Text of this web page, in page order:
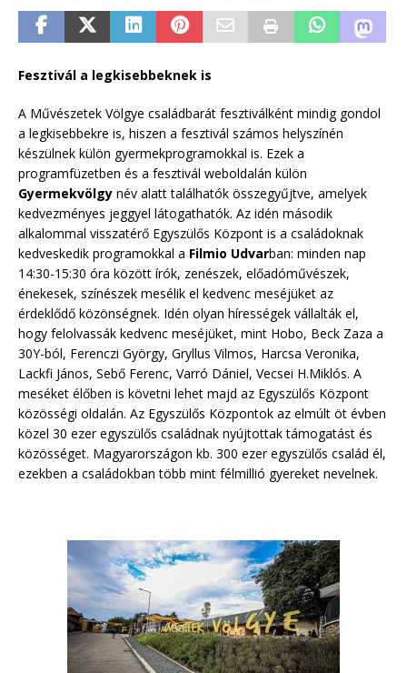
Fesztivál a legkisebbeknek is
A Művészetek Völgye családbarát fesztiválként mindig gondol
a legkisebbekre is, hiszen a fesztivál számos helyszínén
készülnek külön gyermekprogramokkal is. Ezek a
programfüzetben és a fesztivál weboldalán külön
Gyermekvölgy név alatt találhatók összegyűjtve, amelyek
kedvezményes jeggyel látogathatók. Az idén második
alkalommal visszatérő Egyszülős Központ is a családoknak
kedveskedik programokkal a Filmio Udvarban: minden nap
14:30-15:30 óra között írók, zenészek, előadóművészek,
énekesek, színészek mesélik el kedvenc meséjüket az
érdeklődő közönségnek. Idén olyan hírességek vállalták el,
hogy felolvassák kedvenc meséjüket, mint Hobo, Beck Zaza a
30Y-ból, Ferenczi György, Gryllus Vilmos, Harcsa Veronika,
Lackfi János, Sebő Ferenc, Varró Dániel, Vecsei H.Miklós. A
meséket élőben is követni lehet majd az Egyszülős Központ
közösségi oldalán. Az Egyszülős Központok az elmúlt öt évben
közel 30 ezer egyszülős családnak nyújtottak támogatást és
közösséget. Magyarországon kb. 300 ezer egyszülős család él,
ezekben a családokban több mint félmillió gyereket nevelnek.